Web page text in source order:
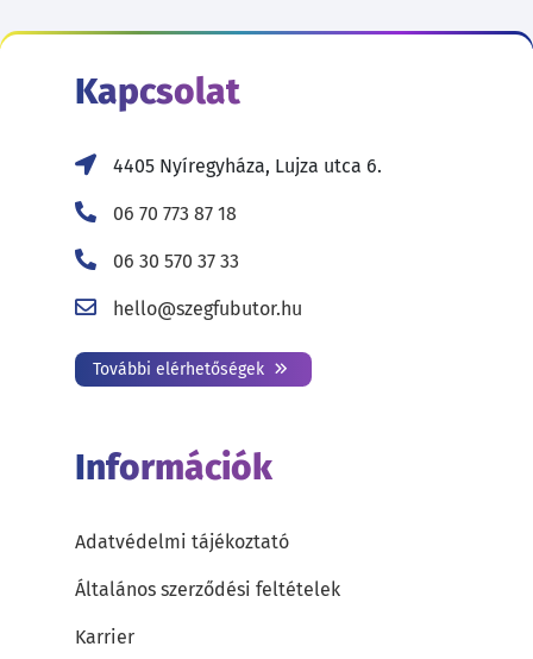
Kapcsolat
4405 Nyíregyháza, Lujza utca 6.
06 70 773 87 18
06 30 570 37 33
hello@szegfubutor.hu
További elérhetőségek
Információk
Adatvédelmi tájékoztató
Általános szerződési feltételek
Karrier